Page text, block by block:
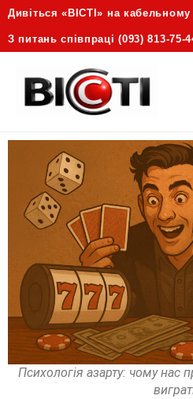
Дивіться «ВІСТІ» на
З питань співпраці (093) 813-
Психологія азарту: чому нас